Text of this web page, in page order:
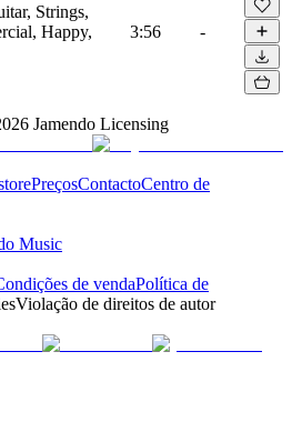
Strings,
Happy,
3:56 -
Jamendo Licensing
PreçosContactoCentro de
Music
de vendaPolítica de
Violação de direitos de autor